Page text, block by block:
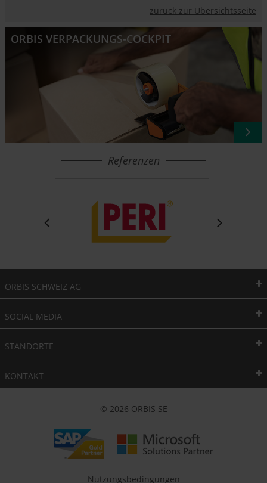
zurück zur Übersichtsseite
ORBIS VERPACKUNGS-COCKPIT
Referenzen
ORBIS SCHWEIZ AG
SOCIAL MEDIA
STANDORTE
KONTAKT
© 2026 ORBIS SE
Nutzungsbedingungen